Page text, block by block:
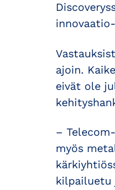
ajoin.
eivät ole
–
myös
kilpailuetu